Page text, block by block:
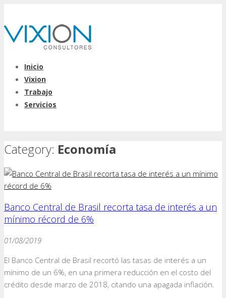
Inicio
Vixion
Trabajo
Servicios
Category: Economía
Banco Central de Brasil recorta tasa de interés a un
mínimo récord de 6%
01/08/2019
El Banco Central de Brasil recortó las tasas de interés a un
mínimo de un 6%, en una primera reducción en el costo del
crédito desde marzo de 2018, citando una apagada inflación.